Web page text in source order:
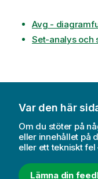
Avg -
Set-analys och
Var den här
Om du stöter på
eller innehållet på
eller ett tekniskt fel
Lämna din